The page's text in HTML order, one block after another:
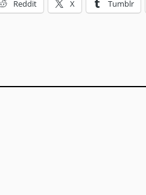
Reddit X Tumblr